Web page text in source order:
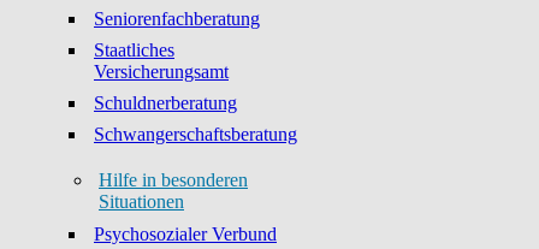
Seniorenfachberatung
Staatliches
Versicherungsamt
Schuldnerberatung
Schwangerschaftsberatung
Hilfe in besonderen
Situationen
Psychosozialer Verbund